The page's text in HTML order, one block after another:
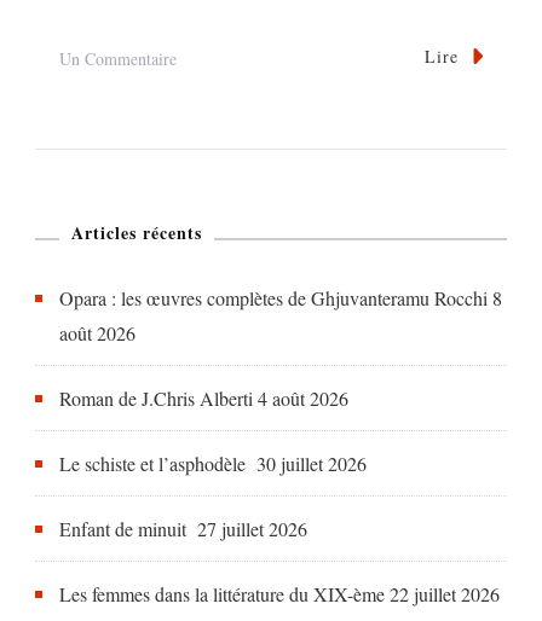
Un CommentaireSur
Le
L’espace
Lire
Articles récents
Opara : les œuvres complètes de Ghjuvanteramu Rocchi 8
août 2026
Roman de J.Chris Alberti 4 août 2026
Le schiste et l’asphodèle 30 juillet 2026
Enfant de minuit 27 juillet 2026
Les femmes dans la littérature du XIX-ème22 juillet 2026